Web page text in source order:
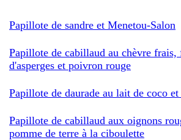
Papillote de sandre et Menetou-Salon
Papillote de cabillaud au chèvre frais,
d'asperges et poivron rouge
Papillote de daurade au lait de coco
Papillote de cabillaud aux oignons
pomme de terre à la ciboulette